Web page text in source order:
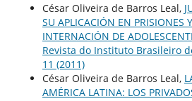
César Oliveira de Barros Leal,
SU APLICACIÓN EN PRISIONES
INTERNACIÓN DE
Revista do Instituto Brasileiro
11 (2011)
César Oliveira de Barros Leal,
AMÉRICA LATINA: LOS